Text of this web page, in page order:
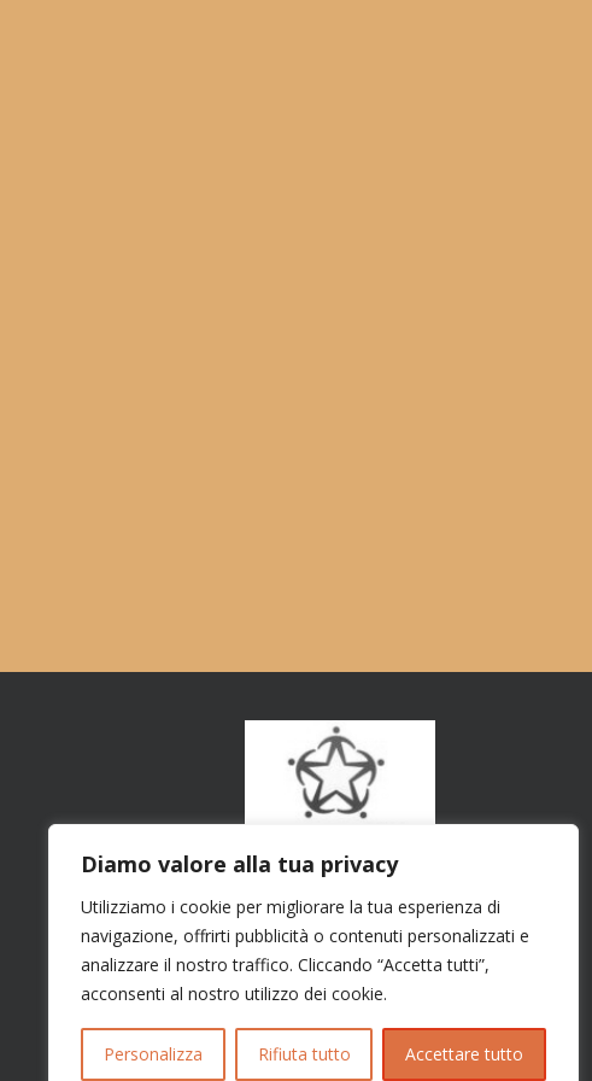
Diamo valore alla tua privacy
Utilizziamo i cookie per migliorare la tua esperienza di
navigazione, offrirti pubblicità o contenuti personalizzati e
analizzare il nostro traffico. Cliccando “Accetta tutti”,
acconsenti al nostro utilizzo dei cookie.
Personalizza Rifiuta tutto Accettare tutto